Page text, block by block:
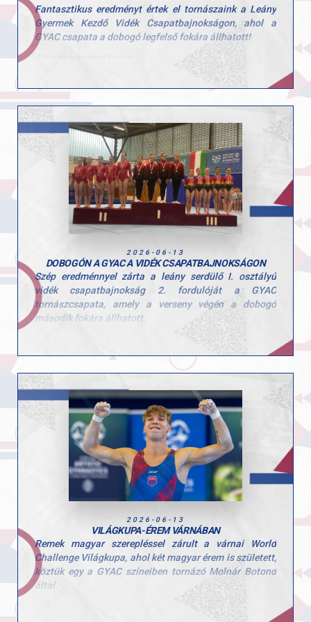
Fantasztikus eredményt értek el tornászaink a Leány
Gyermek Kezdő Vidék Csapatbajnokságon, ahol a
GYAC csapata a dobogó legfelső fokára állhatott!
Zoller-Delbó Zorka
Herenkovics Rozália
Szívből gratulálunk a lányoknak a szép teljesítményhez
és a megérdemelt győzelemhez! Köszönjük edzőink
kitartó munkáját!
Felkészítő edzők: Szűcs Szonja és Kardos Botond.
2026-06-13
DOBOGÓN A GYAC A VIDÉK CSAPATBAJNOKSÁGON
Szép eredménnyel zárta a leány serdülő I. osztályú
vidék csapatbajnokság 2. fordulóját a GYAC
tornászcsapata, amely a verseny végén a dobogó
második fokára állhatott.
A csapat tagjai: Hegedűs Réka, Kovács Bianka, Kerczó
Felkészítő edzők: Szűcs Nicoleta Lucia és Fajkusz
Csaba.
Gratulálunk a lányoknak és az edzőknek a munkához és
az elért eredményhez, csak így tovább!
2026-06-13
VILÁGKUPA-ÉREM VÁRNÁBAN
Remek magyar szerepléssel zárult a várnai World
Challenge Világkupa, ahol két magyar érem is született,
köztük egy a GYAC színeiben tornázó Molnár Botond
által.
Boti ugrásban 14.050 pontos gyakorlatával a dobogó
harmadik fokára állhatott a nemzetközi mezőnyben. A